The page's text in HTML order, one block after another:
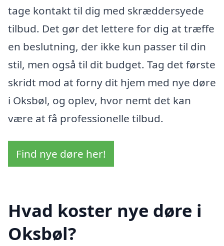
tage kontakt til dig med skræddersyede
tilbud. Det gør det lettere for dig at træffe
en beslutning, der ikke kun passer til din
stil, men også til dit budget. Tag det første
skridt mod at forny dit hjem med nye døre
i Oksbøl, og oplev, hvor nemt det kan
være at få professionelle tilbud.
Find nye døre her!
Hvad koster nye døre i
Oksbøl?